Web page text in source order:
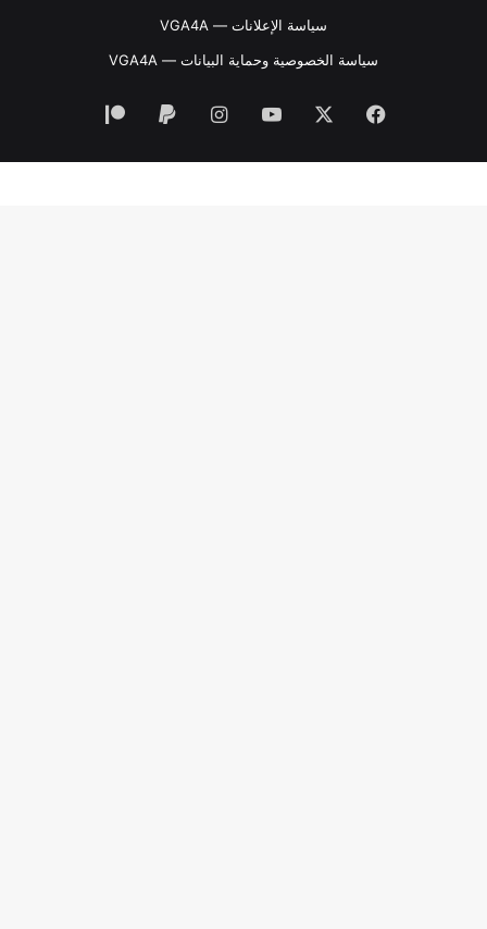
سياسة الإعلانات — VGA4A
سياسة الخصوصية وحماية البيانات — VGA4A
فيسبوك ‫YouTubeانستقرام
‏Paypal
‫Patreon